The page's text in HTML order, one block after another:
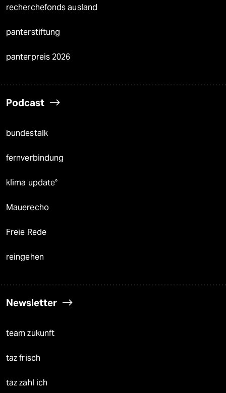
recherchefonds ausland
panterstiftung
panterpreis 2026
Podcast
bundestalk
fernverbindung
klima update°
Mauerecho
Freie Rede
reingehen
Newsletter
team zukunft
taz frisch
taz zahl ich